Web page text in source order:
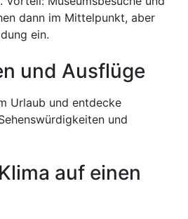
dann im Mittelpunkt, aber
ein.
und Ausflüge
Urlaub und entdecke
und
auf einen